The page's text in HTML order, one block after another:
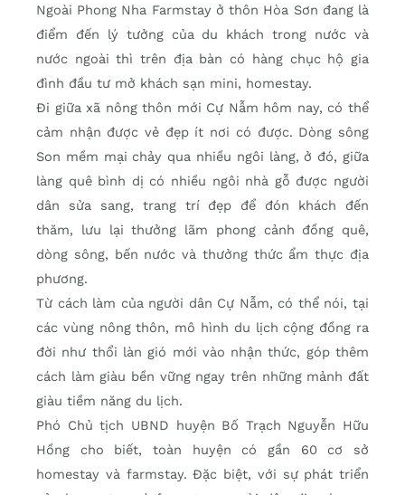
Ngoài Phong Nha Farmstay ở thôn Hòa Sơn đang là
điểm đến lý tưởng của du khách trong nước và
nước ngoài thì trên địa bàn có hàng chục hộ gia
đình đầu tư mở khách sạn mini, homestay.
Đi giữa xã nông thôn mới Cự Nẫm hôm nay, có thể
cảm nhận được vẻ đẹp ít nơi có được. Dòng sông
Son mềm mại chảy qua nhiều ngôi làng, ở đó, giữa
làng quê bình dị có nhiều ngôi nhà gỗ được người
dân sửa sang, trang trí đẹp để đón khách đến
thăm, lưu lại thưởng lãm phong cảnh đồng quê,
dòng sông, bến nước và thưởng thức ẩm thực địa
phương.
Từ cách làm của người dân Cự Nẫm, có thể nói, tại
các vùng nông thôn, mô hình du lịch cộng đồng ra
đời như thổi làn gió mới vào nhận thức, góp thêm
cách làm giàu bền vững ngay trên những mảnh đất
giàu tiềm năng du lịch.
Phó Chủ tịch UBND huyện Bố Trạch Nguyễn Hữu
Hồng cho biết, toàn huyện có gần 60 cơ sở
homestay và farmstay. Đặc biệt, với sự phát triển